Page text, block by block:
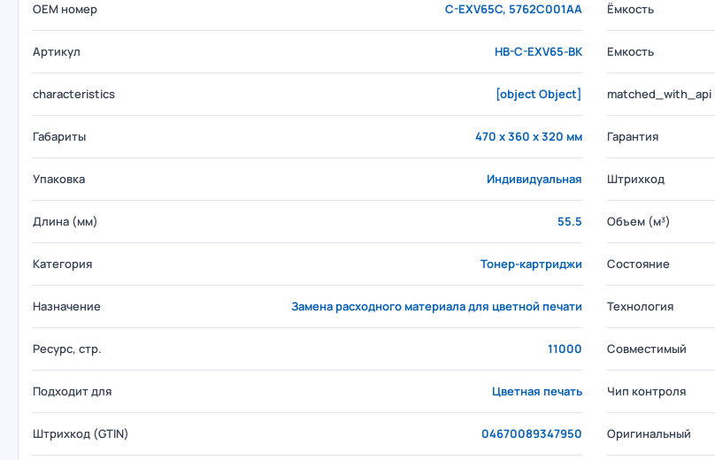
OEM номер C-EXV65C, 5762C001AA Ёмкость
Артикул HB-C-EXV65-BK Емкость
characteristics [object Object] matched_with_api
Габариты 470 x 360 x 320 мм Гарантия
Упаковка Индивидуальная Штрихкод
Длина (мм) 55.5 Объем (м³)
Категория Тонер-картриджи Состояние
Назначение Замена расходного материала для цветной печати Технология
Ресурс, стр. 11000 Совместимый
Подходит для Цветная печать Чип контроля
Штрихкод (GTIN) 04670089347950 Оригинальный